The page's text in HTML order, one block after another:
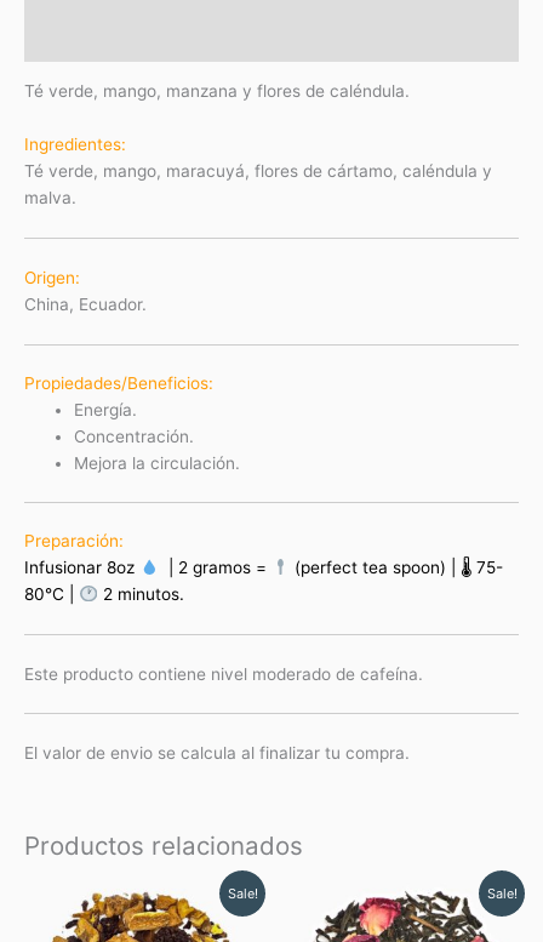
Té verde, mango, manzana y flores de caléndula.
Ingredientes:
Té verde, mango, maracuyá, flores de cártamo, caléndula y
malva.
Origen:
China, Ecuador.
Propiedades/Beneficios:
Energía.
Concentración.
Mejora la circulación.
Preparación:
Infusionar 8oz
| 2 gramos =
(perfect tea spoon) | 🌡 75-
80°C |
2 minutos.
Este producto contiene nivel moderado de cafeína.
El valor de envio se calcula al finalizar tu compra.
Productos relacionados
Sale!
de
precios:
Este
producto
Sale!
de
precios:
Este